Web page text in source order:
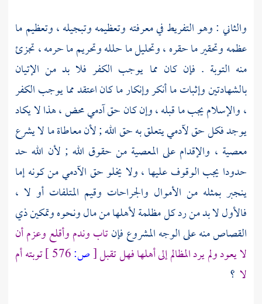
والثاني : وهو التفريط في معرفته وتعظيمه وتبجيله ، وتعظيم ما
عظمه وتحقير ما حقره ، وتحليل ما حلله وتحريم ما حرمه ، تجزئ
منه التوبة . فإن كان مما يوجب الكفر فلا بد من الإتيان
بالشهادتين وإثبات ما أنكر وإنكار ما كان اعتقد مما يوجب الكفر
، والإسلام يجب ما قبله ، وإن كان حق آدمي محض ، هذا لا يكاد
يوجد فكل حق لآدمي يتعلق به حق الله ; لأن معاطاة ما لا يشرع
معصية ، والإقدام على المعصية من حقوق الله ; لأن الله حد
حدودا يجب الوقوف عليها ، ولا يخلو حق الآدمي من كونه إما
ينجبر بمثله من الأموال والجراحات وقيم المتلفات أو لا ،
فالأول لا بد من رد كل مظلمة لأهلها من مال ونحوه وتمكين ذي
القصاص منه على الوجه المشروع فإنتاب وندم وأقلع وعزم أن
لا يعود ولم يرد المظالم إلى أهلها فهل تقبل[ص:
توبته أم
لا ؟